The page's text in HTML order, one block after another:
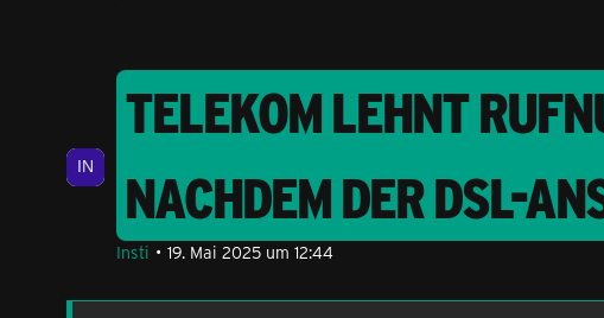
TELEKOM LEHNT
NACHDEM DER DSL-
Insti 19. Mai 2025 um 12:44